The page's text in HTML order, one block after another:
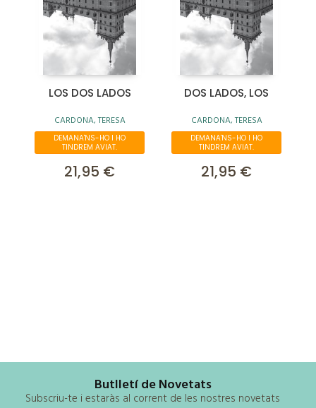
LOS DOS LADOS
CARDONA, TERESA
DEMANA'NS-HO I HO
TINDREM AVIAT.
21,95 €
DOS LADOS, LOS
CARDONA, TERESA
DEMANA'NS-HO I HO
TINDREM AVIAT.
21,95 €
Butlletí de Novetats
Subscriu-te i estaràs al corrent de les nostres novetats